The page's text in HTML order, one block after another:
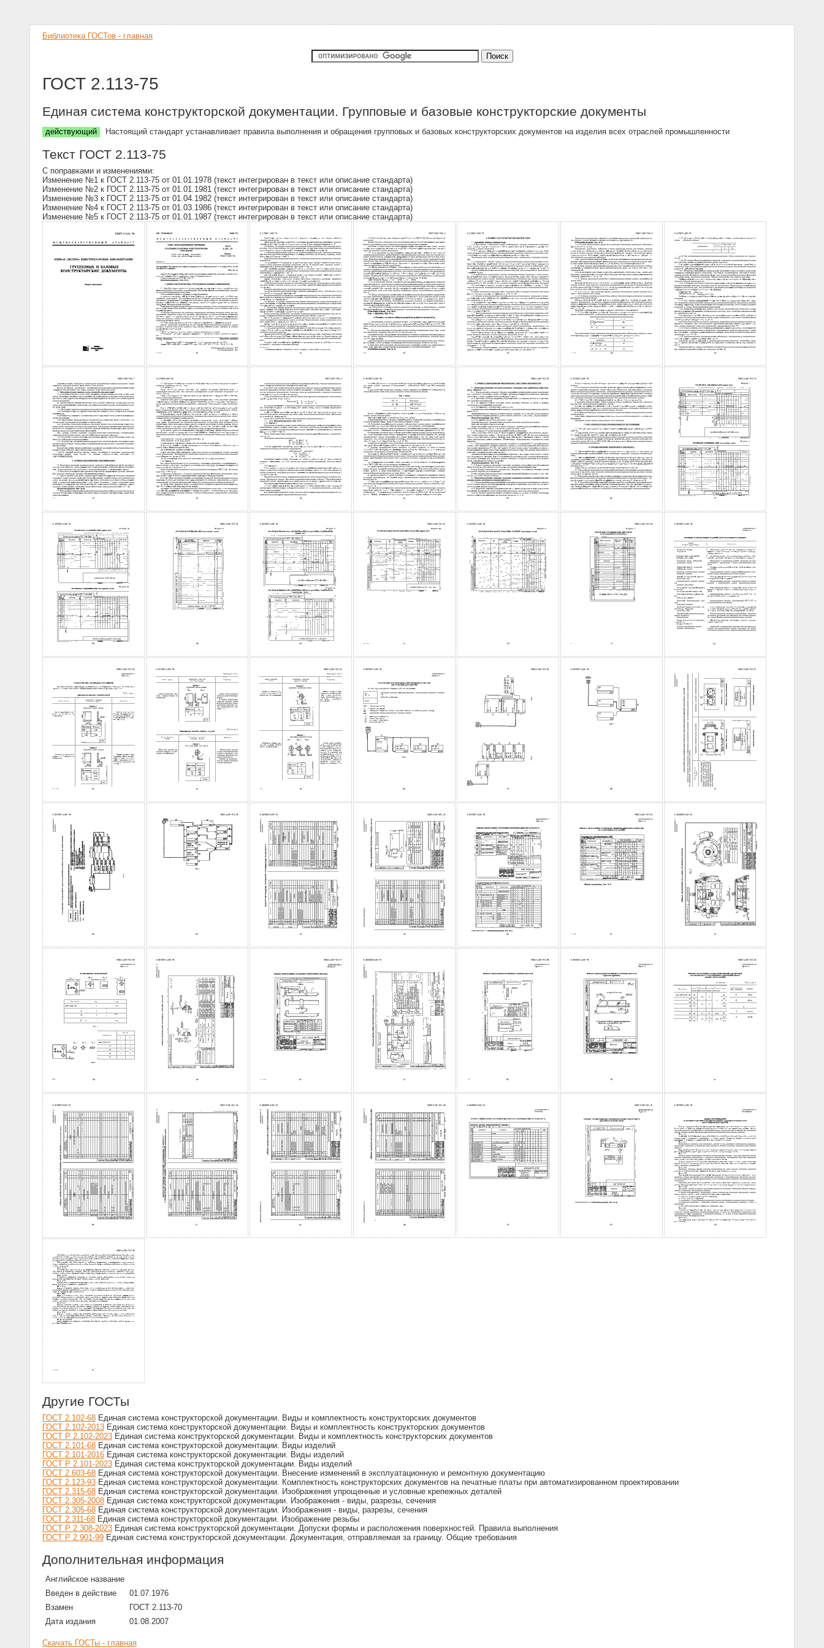
Библиотека ГОСТов - главная
ГОСТ 2.113-75
Единая система конструкторской документации. Групповые и базовые конструкторские документы
действующий Настоящий стандарт устанавливает правила выполнения и обращения групповых и базовых конструкторских документов на изделия всех отраслей промышленности
Текст ГОСТ 2.113-75
С поправками и изменениями:
Изменение №1 к ГОСТ 2.113-75 от 01.01.1978 (текст интегрирован в текст или описание стандарта)
Изменение №2 к ГОСТ 2.113-75 от 01.01.1981 (текст интегрирован в текст или описание стандарта)
Изменение №3 к ГОСТ 2.113-75 от 01.04.1982 (текст интегрирован в текст или описание стандарта)
Изменение №4 к ГОСТ 2.113-75 от 01.03.1986 (текст интегрирован в текст или описание стандарта)
Изменение №5 к ГОСТ 2.113-75 от 01.01.1987 (текст интегрирован в текст или описание стандарта)
Другие ГОСТы
ГОСТ 2.102-68 Единая система конструкторской документации. Виды и комплектность конструкторских документов
ГОСТ 2.102-2013 Единая система конструкторской документации. Виды и комплектность конструкторских документов
ГОСТ Р 2.102-2023 Единая система конструкторской документации. Виды и комплектность конструкторских документов
ГОСТ 2.101-68 Единая система конструкторской документации. Виды изделий
ГОСТ 2.101-2016 Единая система конструкторской документации. Виды изделий
ГОСТ Р 2.101-2023 Единая система конструкторской документации. Виды изделий
ГОСТ 2.603-68 Единая система конструкторской документации. Внесение изменений в эксплуатационную и ремонтную документацию
ГОСТ 2.123-93 Единая система конструкторской документации. Комплектность конструкторских документов на печатные платы при автоматизированном проектировании
ГОСТ 2.315-68 Единая система конструкторской документации. Изображения упрощенные и условные крепежных деталей
ГОСТ 2.305-2008 Единая система конструкторской документации. Изображения - виды, разрезы, сечения
ГОСТ 2.305-68 Единая система конструкторской документации. Изображения - виды, разрезы, сечения
ГОСТ 2.311-68 Единая система конструкторской документации. Изображение резьбы
ГОСТ Р 2.308-2023 Единая система конструкторской документации. Допуски формы и расположения поверхностей. Правила выполнения
ГОСТ Р 2.901-99 Единая система конструкторской документации. Документация, отправляемая за границу. Общие требования
Дополнительная информация
Английское название
Введен в действие
01.07.1976
Взамен
ГОСТ 2.113-70
Дата издания
01.08.2007
Скачать ГОСТы - главная